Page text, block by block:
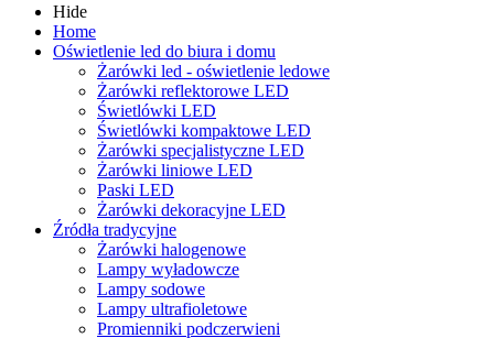
Hide
Home
Oświetlenie led do biura i domu
Żarówki led - oświetlenie ledowe
Żarówki reflektorowe LED
Świetlówki LED
Świetlówki kompaktowe LED
Żarówki specjalistyczne LED
Żarówki liniowe LED
Paski LED
Żarówki dekoracyjne LED
Źródła tradycyjne
Żarówki halogenowe
Lampy wyładowcze
Lampy sodowe
Lampy ultrafioletowe
Promienniki podczerwieni